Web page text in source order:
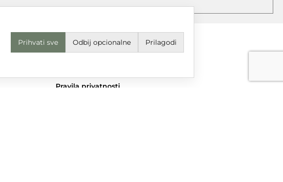
Pravila privatnosti
Prihvati sve Odbij opcionalne Prilagodi